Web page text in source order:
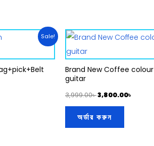
Sale!
Brand New Coffee
guitar
3,999.00৳
Original
price
3,999.00৳ .
3,800.00৳
price
অর্ডার করুন